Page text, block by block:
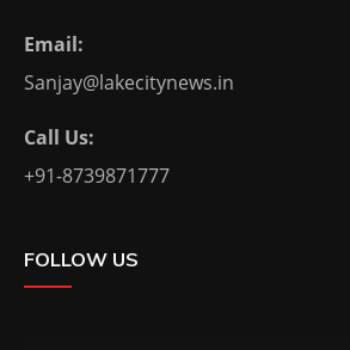
Email:
Sanjay@lakecitynews.in
Call Us:
+91-8739871777
FOLLOW US